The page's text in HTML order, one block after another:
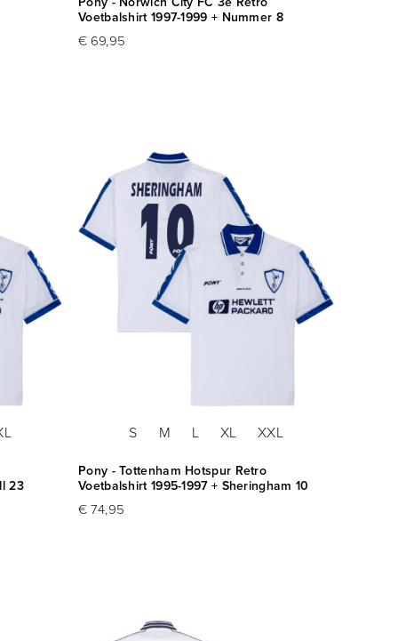
Voetbalshirt 1997-1999 + Nummer 8
€ 69,95
23
S M L XL XXL
Pony - Tottenham Hotspur Retro
Voetbalshirt 1995-1997 + Sheringham 10
€ 74,95